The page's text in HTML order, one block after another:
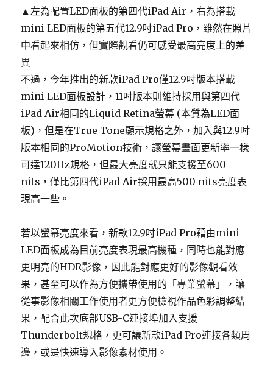
▲左為配置LED面板的第四代iPad Air，右為搭載
mini LED面板的第五代12.9吋iPad Pro，雖然在照片
中看起來相仿，但實際觀看仍可感受最高亮度上的差
異
不過，今年推出的新款iPad Pro僅12.9吋版本搭載
mini LED面板設計，11吋版本則維持採用與第四代
iPad Air相同的Liquid Retina螢幕 (本質為LED面
板)，但是在True Tone顯示規格之外，加入與12.9吋
版本相同的ProMotion技術，讓螢幕畫面更新率一樣
可達120Hz規格，但最大亮度就只能支援至600
nits，僅比第四代iPad Air採用最高500 nits亮度表
現高一些。
若以螢幕亮度來看，新款12.9吋iPad Pro藉由mini
LED面板成為目前亮度表現最高機種，同時也能對應
更明亮的HDR影像，因此能對應更好的影像觀看效
果，甚至可以作為方便攜帶使用的「專業螢幕」，讓
從事影像相關工作使用者更方便檢視作品色彩調整結
果，配合此次底部USB-C連接埠加入支援
Thunderbolt規格，更可讓新款iPad Pro連接各類周
邊，或是快速導入影像素材使用。